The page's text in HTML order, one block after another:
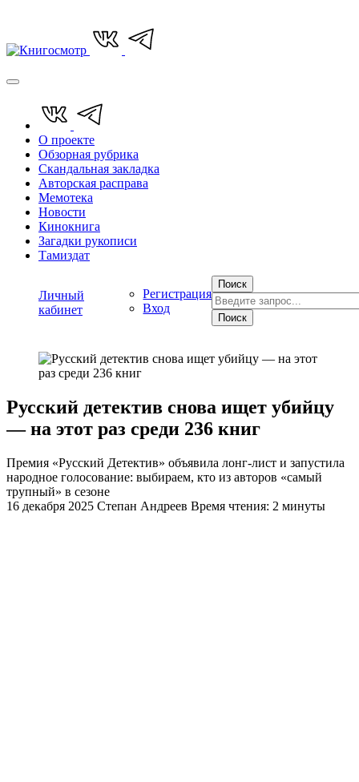
О проекте
Обзорная рубрика
Скандальная закладка
Авторская расправа
Мемотека
Новости
Кинокнига
Загадки рукописи
Тамиздат
Личный
кабинет
Регистрация
Вход
Поиск
Поиск
Русский детектив снова ищет убийцу
— на этот раз среди 236 книг
Премия «Русский Детектив» объявила лонг-лист и запустила
народное голосование: выбираем, кто из авторов «самый
трупный» в сезоне
16 декабря 2025 Степан Андреев Время чтения: 2 минуты